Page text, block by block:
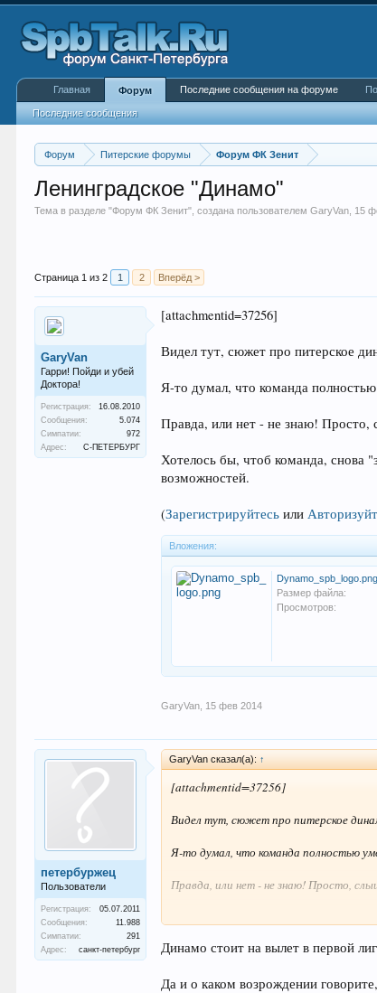
Форум Питерские форумы Форум ФК Зенит
Ленинградское "Динамо"
Тема в разделе "Форум ФК Зенит", создана пользователемGaryVan 15
Страница 1 из 2 1 2 Вперёд >
GaryVan
Гарри! Пойди и убей
Доктора!
Регистрация:
16.08.2010
Сообщения:
5.074
Симпатии:
972
Адрес:
С-ПЕТЕРБУРГ
[attachmentid=37256]
Видел тут, сюжет про питерское
Я-то думал, что команда
Правда, или нет - не знаю! Просто,
Хотелось бы, чтоб команда, снова
возможностей.
(Зарегистрируйтесь или
Вложения:
Dynamo_spb_logo.png
Размер файла:
Просмотров:
GaryVan 15 фев 2014
петербуржец
Пользователи
Регистрация:
05.07.2011
Сообщения:
11.988
Симпатии:
291
Адрес:
санкт-петербург
GaryVan сказал(а): ↑
[attachmentid=37256]
Видел тут, сюжет про питерское
Я-то думал, что команда полностью
Правда, или нет - не знаю! Просто,
Хотелось бы, чтоб команда, снова
Динамо стоит на вылет в первой
Да и о каком возрождении
Главная Форум
Последние сообщения
Последние сообщения на форуме